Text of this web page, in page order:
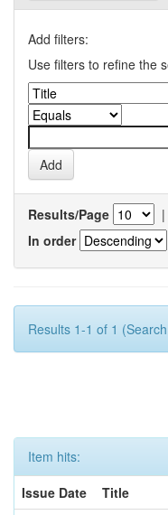
Add filters:
Use filters to refine the
Results/Page |
In order
Results 1-1 of 1
Item hits:
Issue Date
Title